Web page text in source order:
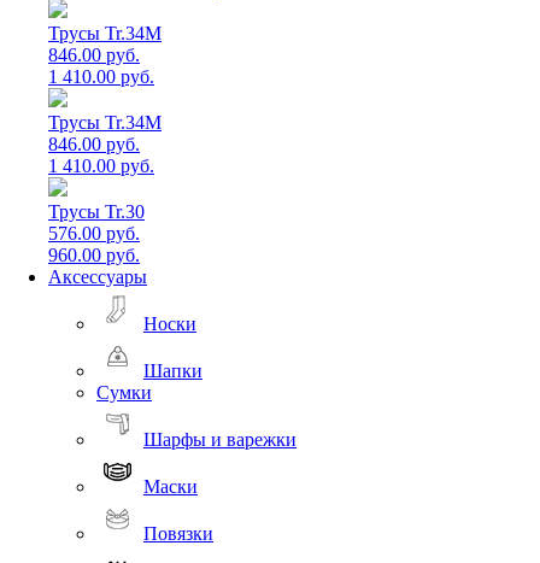
Трусы Tr.34M
846.00 руб.
1 410.00 руб.
Трусы Tr.34M
846.00 руб.
1 410.00 руб.
Трусы Tr.30
576.00 руб.
960.00 руб.
Аксессуары
Носки
Шапки
Сумки
Шарфы и варежки
Маски
Повязки